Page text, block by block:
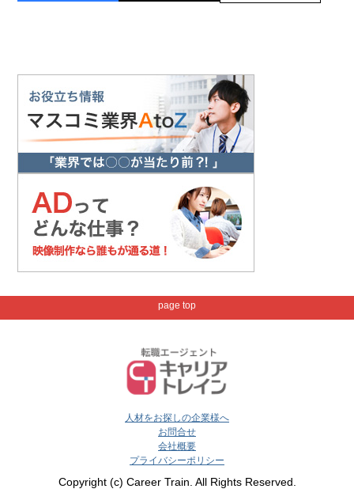
page top
人材をお探しの企業様へ
お問合せ
会社概要
プライバシーポリシー
Copyright (c) Career Train. All Rights Reserved.